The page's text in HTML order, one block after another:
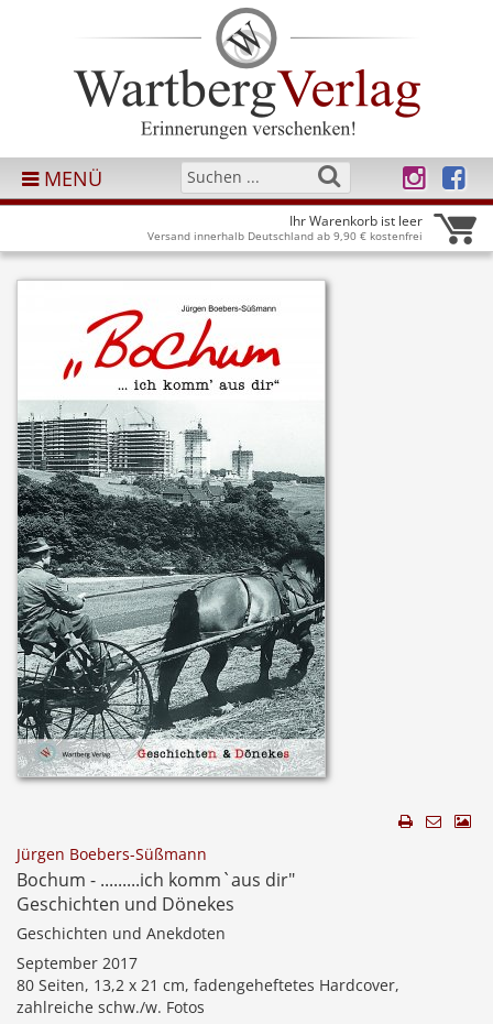
MENÜ
Ihr Warenkorb ist leer
Versand innerhalb Deutschland ab 9,90 € kostenfrei
Jürgen Boebers-Süßmann
Bochum - .........ich komm`aus dir"
Geschichten und Dönekes
Geschichten und Anekdoten
September 2017
80 Seiten, 13,2 x 21 cm, fadengeheftetes Hardcover,
zahlreiche schw./w. Fotos